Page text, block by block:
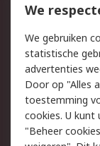
Bestellen
Track & Trace
Wettelijk
Cookiebeleid
Privacybeleid
We
We gebruiken
statistische
advertenties
Door op "Alles
toestemming
cookies. U kunt
"Beheer